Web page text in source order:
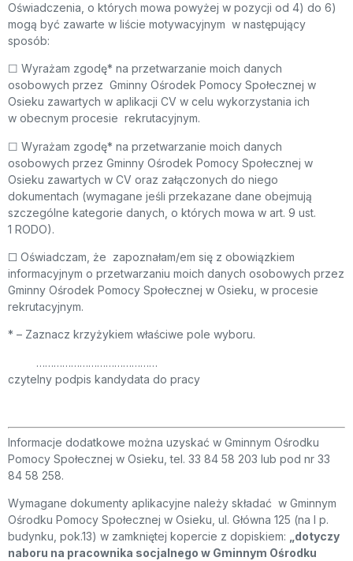
Oświadczenia, o których mowa powyżej w pozycji od 4) do 6)
mogą być zawarte w liście motywacyjnym w następujący
sposób:
☐ Wyrażam zgodę* na przetwarzanie moich danych
osobowych przez Gminny Ośrodek Pomocy Społecznej w
Osieku zawartych w aplikacji CV w celu wykorzystania ich
w obecnym procesie rekrutacyjnym.
☐ Wyrażam zgodę* na przetwarzanie moich danych
osobowych przez Gminny Ośrodek Pomocy Społecznej w
Osieku zawartych w CV oraz załączonych do niego
dokumentach (wymagane jeśli przekazane dane obejmują
szczególne kategorie danych, o których mowa w art. 9 ust.
1 RODO).
☐ Oświadczam, że zapoznałam/em się z obowiązkiem
informacyjnym o przetwarzaniu moich danych osobowych przez
Gminny Ośrodek Pomocy Społecznej w Osieku, w procesie
rekrutacyjnym.
* – Zaznacz krzyżykiem właściwe pole wyboru.
……………………………………
czytelny podpis kandydata do pracy
Informacje dodatkowe można uzyskać w Gminnym Ośrodku
Pomocy Społecznej w Osieku, tel. 33 84 58 203 lub pod nr 33
84 58 258.
Wymagane dokumenty aplikacyjne należy składać w Gminnym
Ośrodku Pomocy Społecznej w Osieku, ul. Główna 125 (na I p.
budynku, pok.13) w zamkniętej kopercie z dopiskiem:
„dotyczy
naboru na pracownika socjalnego w Gminnym Ośrodku